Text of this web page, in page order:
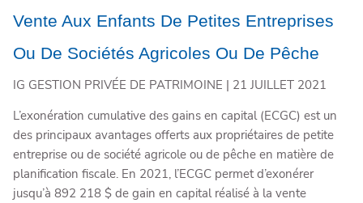
Vente Aux Enfants De Petites Entreprises
Ou De Sociétés Agricoles Ou De Pêche
IG GESTION PRIVÉE DE PATRIMOINE | 21 JUILLET 2021
L’exonération cumulative des gains en capital (ECGC) est un
des principaux avantages offerts aux propriétaires de petite
entreprise ou de société agricole ou de pêche en matière de
planification fiscale. En 2021, l’ECGC permet d’exonérer
jusqu’à 892 218 $ de gain en capital réalisé à la vente